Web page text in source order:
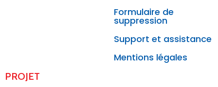
Formulaire de
suppression
Support et assistance
Mentions légales
PROJET